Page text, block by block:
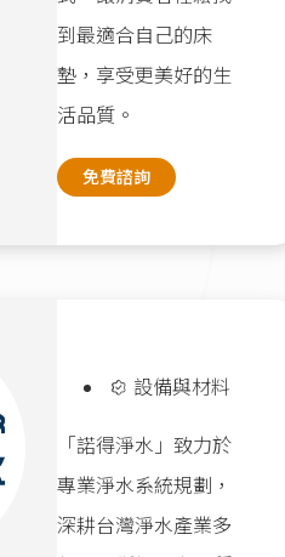
到最適合自己的床
墊，享受更美好的生
活品質。
免費諮詢
設備與材料
「諾得淨水」致力於
專業淨水系統規劃，
深耕台灣淨水產業多